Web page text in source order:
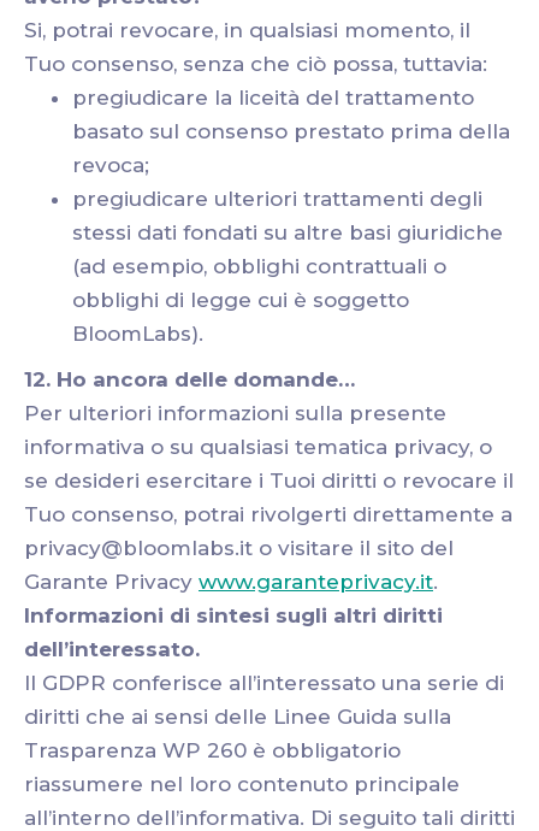
Si, potrai revocare, in qualsiasi momento, il
Tuo consenso, senza che ciò possa, tuttavia:
pregiudicare la liceità del trattamento
basato sul consenso prestato prima della
revoca;
pregiudicare ulteriori trattamenti degli
stessi dati fondati su altre basi giuridiche
(ad esempio, obblighi contrattuali o
obblighi di legge cui è soggetto
BloomLabs).
12. Ho ancora delle domande…
Per ulteriori informazioni sulla presente
informativa o su qualsiasi tematica privacy, o
se desideri esercitare i Tuoi diritti o revocare il
Tuo consenso, potrai rivolgerti direttamente a
privacy@bloomlabs.it o visitare il sito del
Garante Privacy www.garanteprivacy.it.
Informazioni di sintesi sugli altri diritti
dell’interessato.
Il GDPR conferisce all’interessato una serie di
diritti che ai sensi delle Linee Guida sulla
Trasparenza WP 260 è obbligatorio
riassumere nel loro contenuto principale
all’interno dell’informativa. Di seguito tali diritti